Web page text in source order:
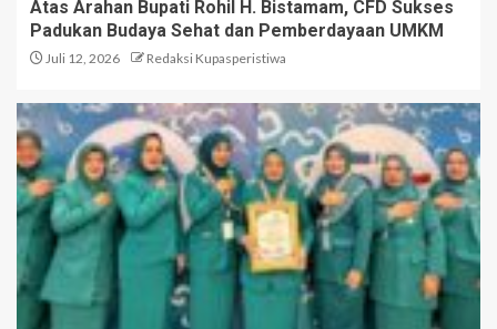
Atas Arahan Bupati Rohil H. Bistamam, CFD Sukses
Padukan Budaya Sehat dan Pemberdayaan UMKM
Juli 12, 2026 Redaksi Kupasperistiwa